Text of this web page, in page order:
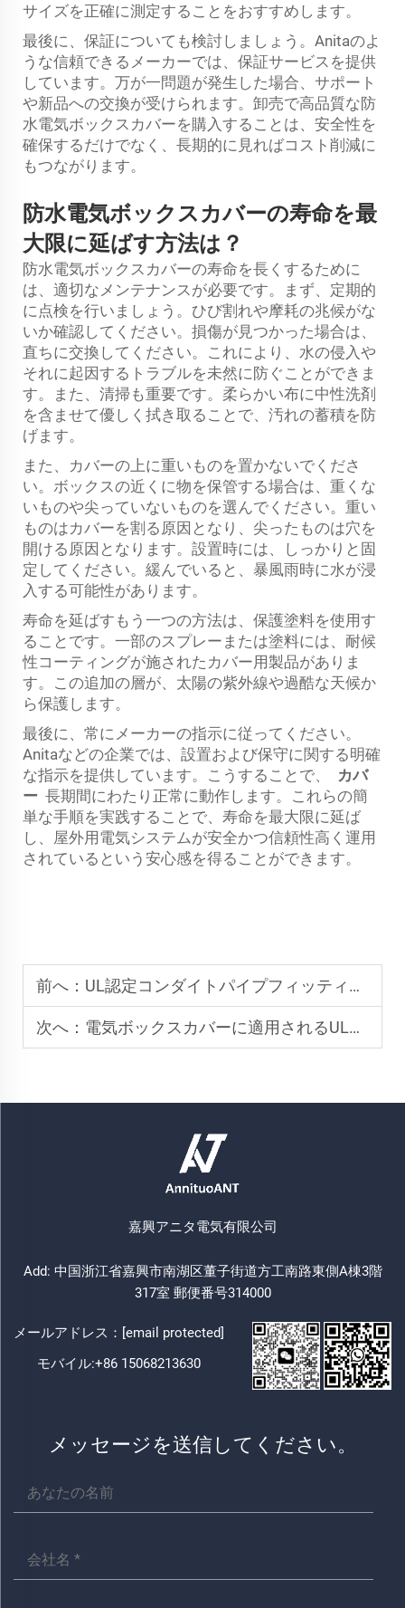
サイズを正確に測定することをおすすめします。
最後に、保証についても検討しましょう。Anitaのよ
うな信頼できるメーカーでは、保証サービスを提供
しています。万が一問題が発生した場合、サポート
や新品への交換が受けられます。卸売で高品質な防
水電気ボックスカバーを購入することは、安全性を
確保するだけでなく、長期的に見ればコスト削減に
もつながります。
防水電気ボックスカバーの寿命を最
大限に延ばす方法は？
防水電気ボックスカバーの寿命を長くするために
は、適切なメンテナンスが必要です。まず、定期的
に点検を行いましょう。ひび割れや摩耗の兆候がな
いか確認してください。損傷が見つかった場合は、
直ちに交換してください。これにより、水の侵入や
それに起因するトラブルを未然に防ぐことができま
す。また、清掃も重要です。柔らかい布に中性洗剤
を含ませて優しく拭き取ることで、汚れの蓄積を防
げます。
また、カバーの上に重いものを置かないでくださ
い。ボックスの近くに物を保管する場合は、重くな
いものや尖っていないものを選んでください。重い
ものはカバーを割る原因となり、尖ったものは穴を
開ける原因となります。設置時には、しっかりと固
定してください。緩んでいると、暴風雨時に水が浸
入する可能性があります。
寿命を延ばすもう一つの方法は、保護塗料を使用す
ることです。一部のスプレーまたは塗料には、耐候
性コーティングが施されたカバー用製品がありま
す。この追加の層が、太陽の紫外線や過酷な天候か
ら保護します。
最後に、常にメーカーの指示に従ってください。
Anitaなどの企業では、設置および保守に関する明確
な指示を提供しています。こうすることで、
カバ
ー 長期間にわたり正常に動作します。これらの簡
単な手順を実践することで、寿命を最大限に延ば
し、屋外用電気システムが安全かつ信頼性高く運用
されているという安心感を得ることができます。
前へ： UL認定コンダイトパイプフィッティングが商業ビルに適している理由
次へ： 電気ボックスカバーに適用されるULおよびNEC適合基準は何ですか
嘉興アニタ電気有限公司
Add: 中国浙江省嘉興市南湖区董子街道方工南路東側A棟3階
317室 郵便番号314000
メールアドレス： [email protected]
モバイル:+86 15068213630
メッセージを送信してください。